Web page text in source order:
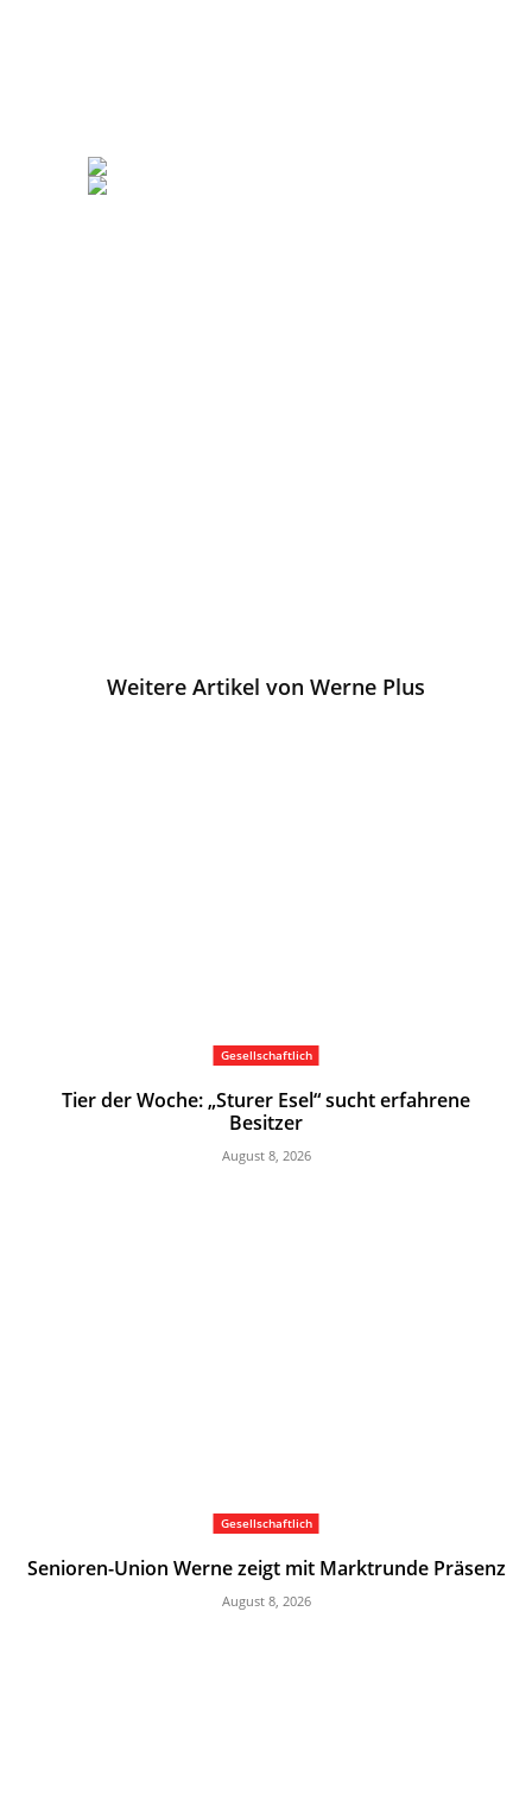
Weitere Artikel von Werne Plus
Gesellschaftlich
Tier der Woche: „Sturer Esel“ sucht erfahrene
Besitzer
August 8, 2026
Gesellschaftlich
Senioren-Union Werne zeigt mit Marktrunde Präsenz
August 8, 2026